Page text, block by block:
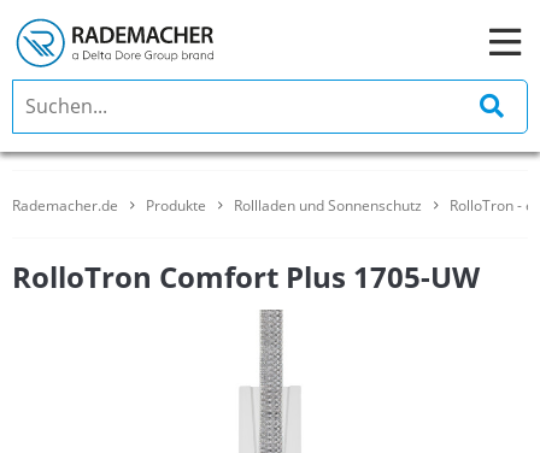
Rademacher.de Produkte Rollladen und Sonnenschutz RolloTron -
RolloTron Comfort Plus 1705-UW